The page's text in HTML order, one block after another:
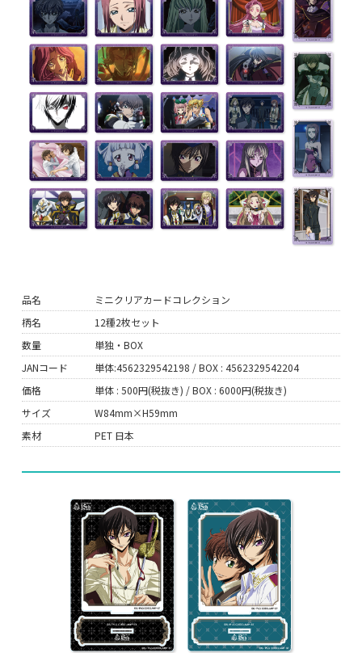
品名
ミニクリアカードコレクション
柄名
12種2枚セット
数量
単独・BOX
JANコード
単体:4562329542198 / BOX : 4562329542204
価格
単体 : 500円(税抜き) / BOX : 6000円(税抜き)
サイズ
W84mm×H59mm
素材
PET 日本